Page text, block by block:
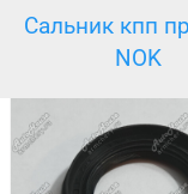
Сальник кпп
NOK